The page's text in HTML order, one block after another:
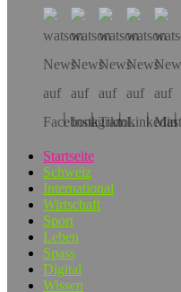
Startseite
Schweiz
International
Wirtschaft
Sport
Leben
Spass
Digital
Wissen